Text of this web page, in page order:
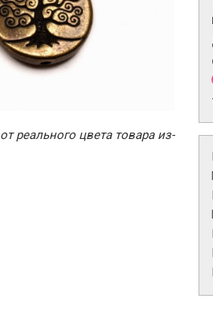
реального цвета товара из-